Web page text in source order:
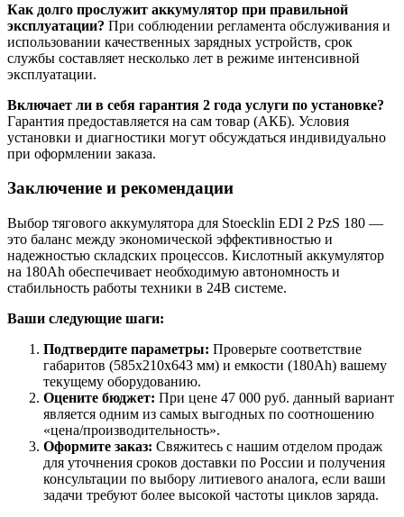
Как долго прослужит аккумулятор при правильной
эксплуатации? При соблюдении регламента обслуживания и
использовании качественных зарядных устройств, срок
службы составляет несколько лет в режиме интенсивной
эксплуатации.
Включает ли в себя гарантия 2 года услуги по установке?
Гарантия предоставляется на сам товар (АКБ). Условия
установки и диагностики могут обсуждаться индивидуально
при оформлении заказа.
Заключение и рекомендации
Выбор тягового аккумулятора для Stoecklin EDI 2 PzS 180 —
это баланс между экономической эффективностью и
надежностью складских процессов. Кислотный аккумулятор
на 180Ah обеспечивает необходимую автономность и
стабильность работы техники в 24В системе.
Ваши следующие шаги:
Подтвердите параметры: Проверьте соответствие
габаритов (585х210х643 мм) и емкости (180Ah) вашему
текущему оборудованию.
Оцените бюджет: При цене 47 000 руб. данный вариант
является одним из самых выгодных по соотношению
«цена/производительность».
Оформите заказ: Свяжитесь с нашим отделом продаж
для уточнения сроков доставки по России и получения
консультации по выбору литиевого аналога, если ваши
задачи требуют более высокой частоты циклов заряда.